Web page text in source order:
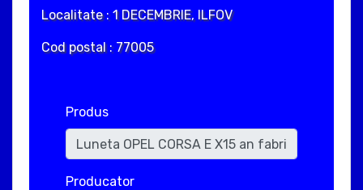
Localitate : 1 DECEMBRIE, ILFOV
Cod postal : 77005
Produs
Producator